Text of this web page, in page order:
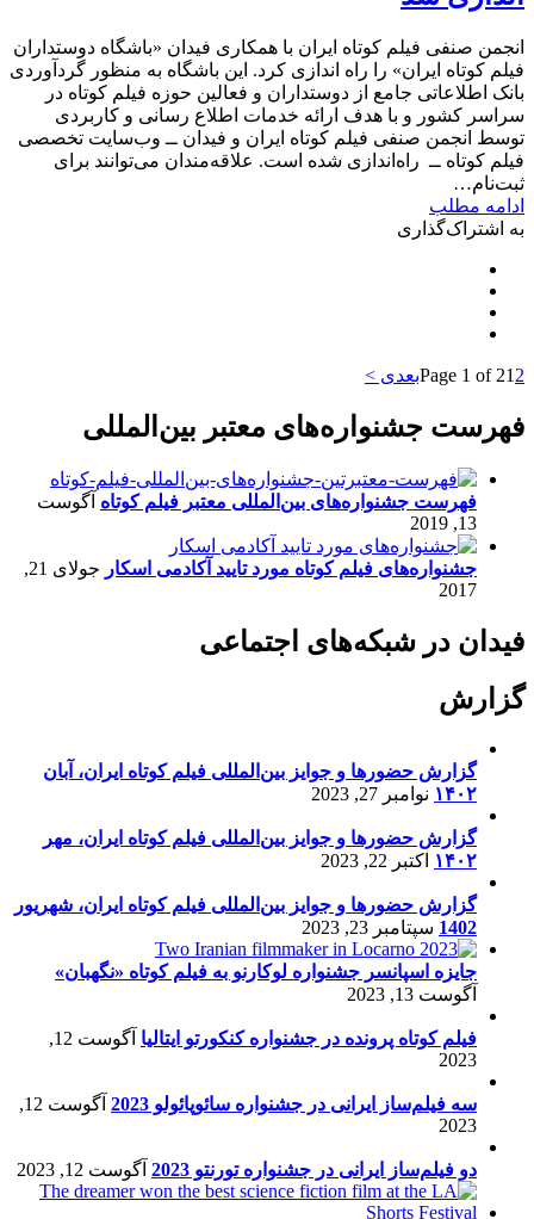
انجمن صنفی فیلم کوتاه ایران با همکاری فیدان «باشگاه دوستداران
فیلم کوتاه ایران» را راه اندازی کرد. این باشگاه به منظور گردآوردی
بانک اطلاعاتی جامع از دوستداران و فعالین حوزه فیلم کوتاه در
سراسر کشور و با هدف ارائه خدمات اطلاع رسانی و کاربردی
توسط انجمن صنفی فیلم کوتاه ایران و فیدان ــ وب‌سایت تخصصی
فیلم کوتاه ــ راه‌اندازی شده است. علاقه‌مندان می‌توانند برای
ثبت‌نام…
ادامه مطلب
به اشتراک‌گذاری
Page 1 of 21 2 بعدی >
فهرست جشنواره‌های معتبر بین‌المللی
فهرست جشنواره‌های بین‌المللی معتبر فیلم کوتاه آگوست
13, 2019
جشنواره‌های فیلم کوتاه مورد تایید آکادمی اسکار
جولای 21,
2017
فیدان در شبکه‌های اجتماعی
گزارش
گزارش حضورها و جوایز بین‌المللی فیلم کوتاه ایران، آبان
۱۴۰۲ نوامبر 27, 2023
گزارش حضورها و جوایز بین‌المللی فیلم کوتاه ایران، مهر
۱۴۰۲ اکتبر 22, 2023
گزارش حضورها و جوایز بین‌المللی فیلم کوتاه ایران، شهریور
1402 سپتامبر 23, 2023
جایزه اسپانسر جشنواره لوکارنو به فیلم کوتاه «نگهبان»
آگوست 13, 2023
فیلم کوتاه پرونده در جشنواره کنکورتو ایتالیا
آگوست 12,
2023
سه فیلم‌ساز ایرانی در جشنواره سائوپائولو 2023
آگوست 12,
2023
دو فیلم‌ساز ایرانی در جشنواره تورنتو 2023 آگوست 12, 2023